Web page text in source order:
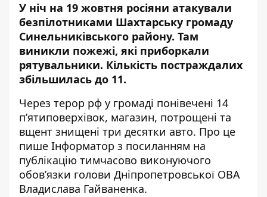
У ніч на 19 жовтня росіяни атакували
безпілотниками Шахтарську громаду
Синельниківського району. Там
виникли пожежі, які приборкали
рятувальники. Кількість постраждалих
збільшилась до 11.
Через терор рф у громаді понівечені 14
п’ятиповерхівок, магазин, потрощені та
вщент знищені три десятки авто. Про це
пише Інформатор з посиланням на
публікацію тимчасово виконуючого
обов’язки голови Дніпропетровської ОВА
Владислава Гайваненка.